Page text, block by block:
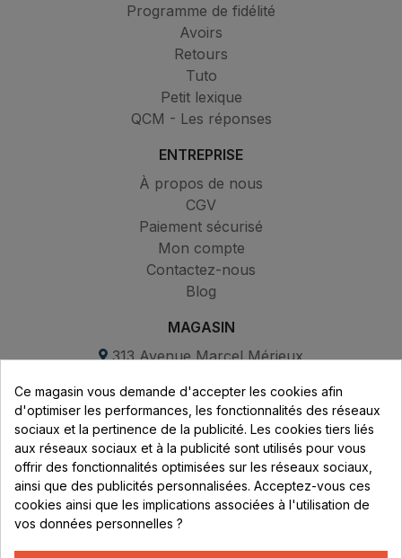
Programme de fidélité
Avoirs
Retours
Tuto
Petit lexique
QCM - Les réponses
ENTREPRISE
À propos de nous
CGV
Paiement sécurisé
Mon compte
Contactez-nous
Blog
MAGASIN
313 Avenue Marcel Mérieux
69530 Brignais
Lundi au vendredi :
8h - 16h
uniquement sur Rendez-vous
CONTACT
Ce magasin vous demande d'accepter les cookies afin
d'optimiser les performances, les fonctionnalités des réseaux
sociaux et la pertinence de la publicité. Les cookies tiers liés
aux réseaux sociaux et à la publicité sont utilisés pour vous
offrir des fonctionnalités optimisées sur les réseaux sociaux,
ainsi que des publicités personnalisées. Acceptez-vous ces
cookies ainsi que les implications associées à l'utilisation de
vos données personnelles ?